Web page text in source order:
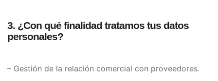
3. ¿Con qué finalidad tratamos tus datos
personales?
– Gestión de la relación comercial con proveedores.